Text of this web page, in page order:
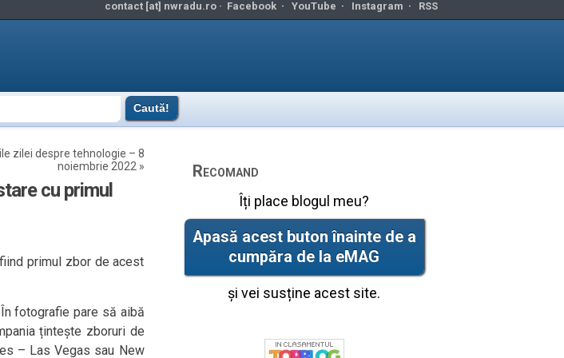
contact [at] nwradu.ro · Facebook· YouTube · Instagram · RSS
zilei despre tehnologie – 8
noiembrie 2022 »
cu primul
primul zbor de acest
fotografie pare să aibă
țintește zboruri de
– Las Vegas sau New
Recomand
Îți place blogul meu?
Apasă acest buton înainte de a
cumpăra de la eMAG
și vei susține acest site.